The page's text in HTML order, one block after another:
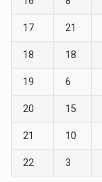
17 21
18 18
19 6
20 15
21 10
22 3